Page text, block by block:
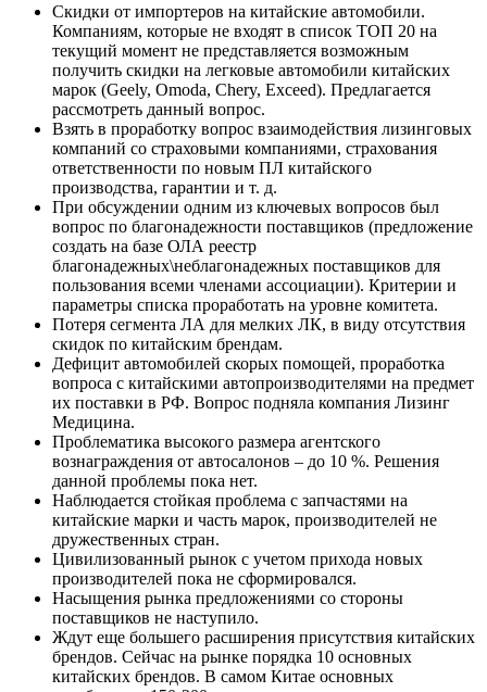
Скидки от импортеров на китайские автомобили.
Компаниям, которые не входят в список ТОП 20 на
текущий момент не представляется возможным
получить скидки на легковые автомобили китайских
марок (Geely, Omoda, Chery, Exceed). Предлагается
рассмотреть данный вопрос.
Взять в проработку вопрос взаимодействия лизинговых
компаний со страховыми компаниями, страхования
ответственности по новым ПЛ китайского
производства, гарантии и т. д.
При обсуждении одним из ключевых вопросов был
вопрос по благонадежности поставщиков (предложение
создать на базе ОЛА реестр
благонадежных\неблагонадежных поставщиков для
пользования всеми членами ассоциации). Критерии и
параметры списка проработать на уровне комитета.
Потеря сегмента ЛА для мелких ЛК, в виду отсутствия
скидок по китайским брендам.
Дефицит автомобилей скорых помощей, проработка
вопроса с китайскими автопроизводителями на предмет
их поставки в РФ. Вопрос подняла компания Лизинг
Медицина.
Проблематика высокого размера агентского
вознаграждения от автосалонов – до 10 %. Решения
данной проблемы пока нет.
Наблюдается стойкая проблема с запчастями на
китайские марки и часть марок, производителей не
дружественных стран.
Цивилизованный рынок с учетом прихода новых
производителей пока не сформировался.
Насыщения рынка предложениями со стороны
поставщиков не наступило.
Ждут еще большего расширения присутствия китайских
брендов. Сейчас на рынке порядка 10 основных
китайских брендов. В самом Китае основных